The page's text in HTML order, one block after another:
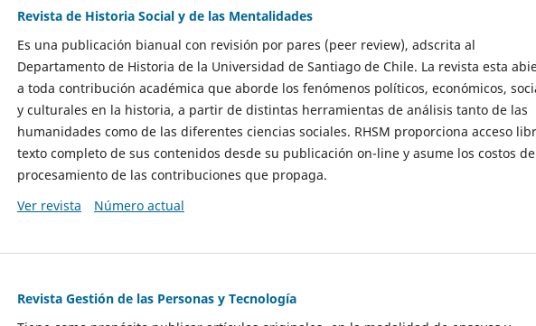
Revista de Historia Social y de las Mentalidades
Es una publicación bianual con revisión por pares (peer review), adscrita al
Departamento de Historia de la Universidad de Santiago de Chile. La revista esta
a toda contribución académica que aborde los fenómenos políticos, económicos,
y culturales en la historia, a partir de distintas herramientas de análisis tanto de las
humanidades como de las diferentes ciencias sociales. RHSM proporciona acceso
texto completo de sus contenidos desde su publicación on-line y asume los costos de
procesamiento de las contribuciones que propaga.
Ver revista
Número actual
Revista Gestión de las Personas y Tecnología